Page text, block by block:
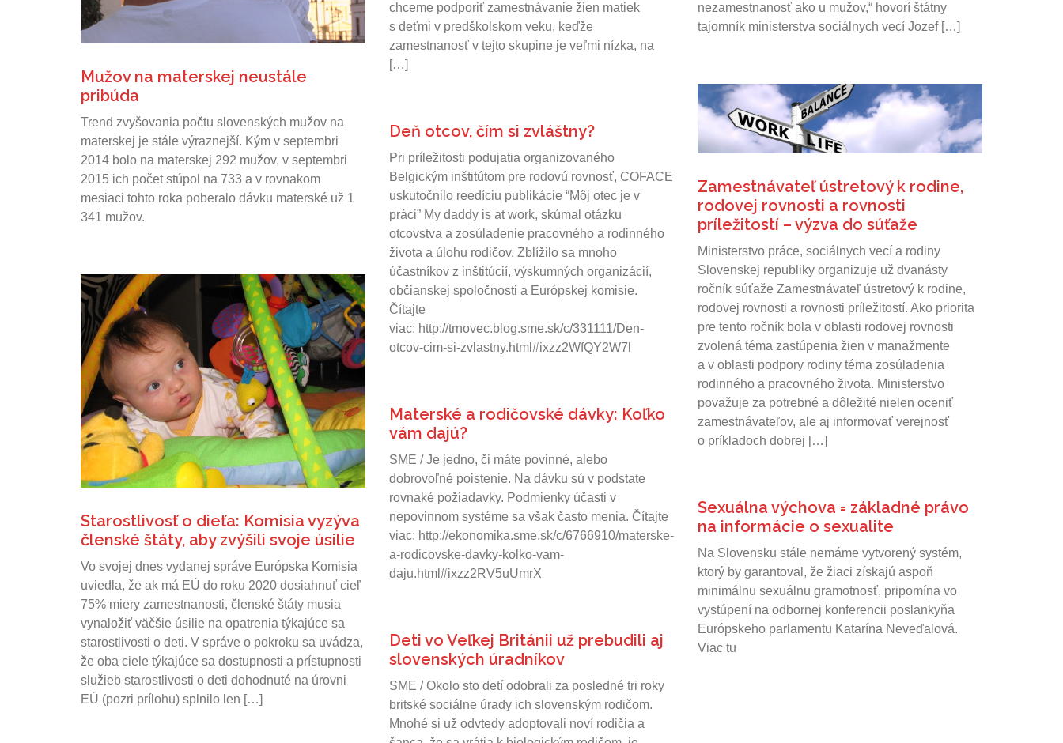
Mužov na materskej neustále
pribúda
Trend zvyšovania počtu slovenských mužov na
materskej je stále výraznejší. Kým v septembri
2014 bolo na materskej 292 mužov, v septembri
2015 ich počet stúpol na 733 a v rovnakom
mesiaci tohto roka poberalo dávku materské už 1
341 mužov.
chceme podporiť zamestnávanie žien matiek
s deťmi v predškolskom veku, keďže
zamestnanosť v tejto skupine je veľmi nízka, na
[…]
nezamestnanosť ako u mužov,“ hovorí štátny
tajomník ministerstva sociálnych vecí Jozef […]
Zamestnávateľ ústretový k rodine,
rodovej rovnosti a rovnosti
príležitostí – výzva do súťaže
Ministerstvo práce, sociálnych vecí a rodiny
Slovenskej republiky organizuje už dvanásty
ročník súťaže Zamestnávateľ ústretový k rodine,
rodovej rovnosti a rovnosti príležitostí. Ako priorita
pre tento ročník bola v oblasti rodovej rovnosti
zvolená téma zastúpenia žien v manažmente
a v oblasti podpory rodiny téma zosúladenia
rodinného a pracovného života. Ministerstvo
považuje za potrebné a dôležité nielen oceniť
zamestnávateľov, ale aj informovať verejnosť
o príkladoch dobrej […]
Deň otcov, čím si zvláštny?
Pri príležitosti podujatia organizovaného
Belgickým inštitútom pre rodovú rovnosť, COFACE
uskutočnilo reedíciu publikácie “Môj otec je v
práci” My daddy is at work, skúmal otázku
otcovstva a zosúladenie pracovného a rodinného
života a úlohu rodičov. Zblížilo sa mnoho
účastníkov z inštitúcií, výskumných organizácií,
občianskej spoločnosti a Európskej komisie.
Čítajte
viac: http://trnovec.blog.sme.sk/c/331111/Den-
otcov-cim-si-zvlastny.html#ixzz2WfQY2W7l
Starostlivosť o dieťa: Komisia vyzýva
členské štáty, aby zvýšili svoje úsilie
Vo svojej dnes vydanej správe Európska Komisia
uviedla, že ak má EÚ do roku 2020 dosiahnuť cieľ
75% miery zamestnanosti, členské štáty musia
vynaložiť väčšie úsilie na opatrenia týkajúce sa
starostlivosti o deti. V správe o pokroku sa uvádza,
že oba ciele týkajúce sa dostupnosti a prístupnosti
služieb starostlivosti o deti dohodnuté na úrovni
EÚ (pozri prílohu) splnilo len […]
Materské a rodičovské dávky: Koľko
vám dajú?
SME / Je jedno, či máte povinné, alebo
dobrovoľné poistenie. Na dávku sú v podstate
rovnaké požiadavky. Podmienky účasti v
nepovinnom systéme sa však často menia. Čítajte
viac: http://ekonomika.sme.sk/c/6766910/materske-
a-rodicovske-davky-kolko-vam-
daju.html#ixzz2RV5uUmrX
Sexuálna výchova = základné právo
na informácie o sexualite
Na Slovensku stále nemáme vytvorený systém,
ktorý by garantoval, že žiaci získajú aspoň
minimálnu sexuálnu gramotnosť, pripomína vo
vystúpení na odbornej konferencii poslankyňa
Európskeho parlamentu Katarína Neveďalová.
Viac tu
Deti vo Veľkej Británii už prebudili aj
slovenských úradníkov
SME / Okolo sto detí odobrali za posledné tri roky
britské sociálne úrady ich slovenským rodičom.
Mnohé si už odvtedy adoptovali noví rodičia a